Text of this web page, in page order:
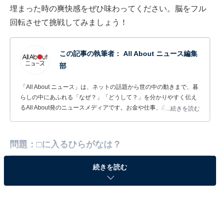
埋まった時の爽快感をぜひ味わってください。脳をフル
回転させて挑戦してみましょう！
この記事の執筆者： All About ニュース編集
部
「All About ニュース」は、ネットの話題から世の中の動きまで、暮
らしの中にあふれる「なぜ？」「どうして？」を分かりやすく伝え
るAll About発のニュースメディアです。お金や仕事、恋愛、ITに関
...続きを読む
問題：□に入るひらがなは？
続きを読む